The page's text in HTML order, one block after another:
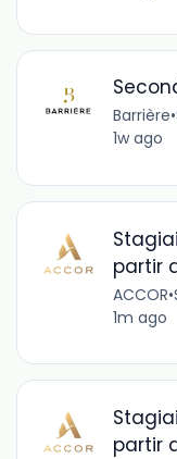
Barrière•
1w ago
partir
ACCOR•
1m ago
partir